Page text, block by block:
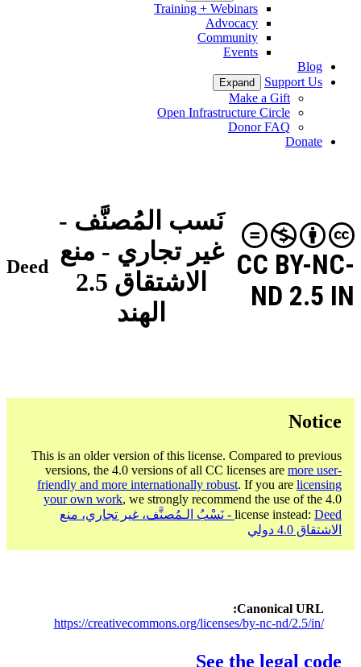
Training + Webinars
Advocacy
Community
Events
Blog
Support Us
Expand
Make a Gift
Open Infrastructure Circle
Donor FAQ
Donate
نَسب المُصنَّف -
غير تجاري - منع
الاشتقاق 2.5
الهند
CC BY-NC-
ND 2.5 IN
Deed
Notice
This is an older version of this license. Compared to previous
versions, the 4.0 versions of all CC licenses are more user-
friendly and more internationally robust. If you are licensing
your own work, we strongly recommend the use of the 4.0
license instead: Deed - نَسْبُ الـمُصنَّف، غير تجاري، منع
الاشتقاق 4.0 دولي
Canonical URL
https://creativecommons.org/licenses/by-nc-nd/2.5/in/
See the legal code